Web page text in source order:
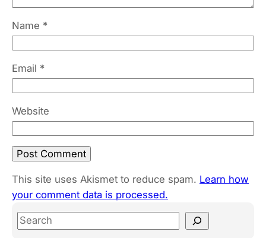
Name *
Email *
Website
This site uses Akismet to reduce spam. Learn how
your comment data is processed.
S